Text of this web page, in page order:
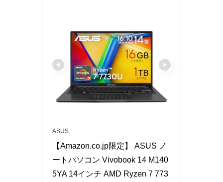
ASUS
【Amazon.co.jp限定】 ASUS ノ
ートパソコン Vivobook 14 M140
5YA 14インチ AMD Ryzen 7 773